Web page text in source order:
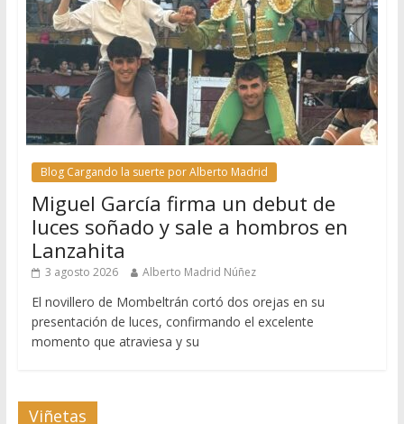
Blog Cargando la suerte por Alberto Madrid
Miguel García firma un debut de
luces soñado y sale a hombros en
Lanzahita
3 agosto 2026 Alberto Madrid Núñez
El novillero de Mombeltrán cortó dos orejas en su
presentación de luces, confirmando el excelente
momento que atraviesa y su
Viñetas